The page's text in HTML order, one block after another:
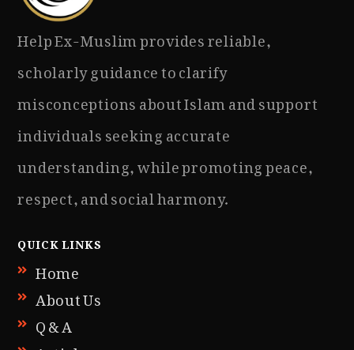
Help Ex-Muslim provides reliable,
scholarly guidance to clarify
misconceptions about Islam and support
individuals seeking accurate
understanding, while promoting peace,
respect, and social harmony.
QUICK LINKS
Home
About Us
Q & A